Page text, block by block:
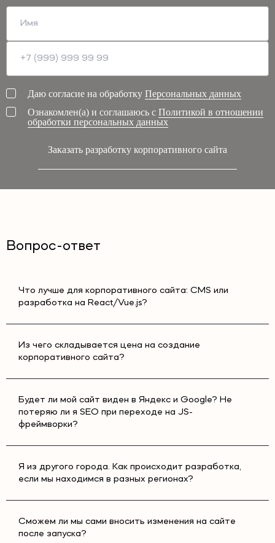
Даю согласие на обработку Персональных данных
Ознакомлен(а) и соглашаюсь с Политикой в отношении
обработки персональных данных
Заказать разработку корпоративного сайта
Вопрос-ответ
Что лучше для корпоративного сайта: CMS или
разработка на React/Vue.js?
Из чего складывается цена на создание
корпоративного сайта?
Будет ли мой сайт виден в Яндекс и Google? Не
потеряю ли я SEO при переходе на JS-
фреймворки?
Я из другого города. Как происходит разработка,
если мы находимся в разных регионах?
Сможем ли мы сами вносить изменения на сайте
после запуска?